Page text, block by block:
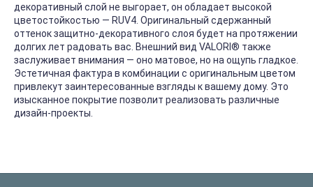
декоративный слой не выгорает, он обладает высокой
цветостойкостью — RUV4. Оригинальный сдержанный
оттенок защитно-декоративного слоя будет на протяжении
долгих лет радовать вас. Внешний вид VALORI® также
заслуживает внимания — оно матовое, но на ощупь гладкое.
Эстетичная фактура в комбинации с оригинальным цветом
привлекут заинтересованные взгляды к вашему дому. Это
изысканное покрытие позволит реализовать различные
дизайн-проекты.